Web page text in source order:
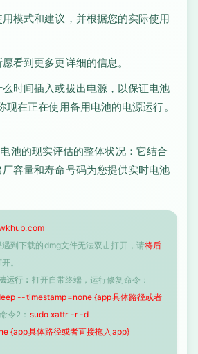
模式和建议，并根据您的实际使用
看到更多更详细的信息。
时间插入或拔出电源，以保证电池
现在正在使用备用电池的电源运行。
池的现实评估的整体状况：它结合
容量和寿命号码为您提供实时电池
遇到下载的dmg文件无法双击打开，请将后
。
运行： 打开自带终端，运行修复命令：
--timestamp=none {app具体路径或者
令2： sudo xattr -r -d
{app具体路径或者直接拖入app}